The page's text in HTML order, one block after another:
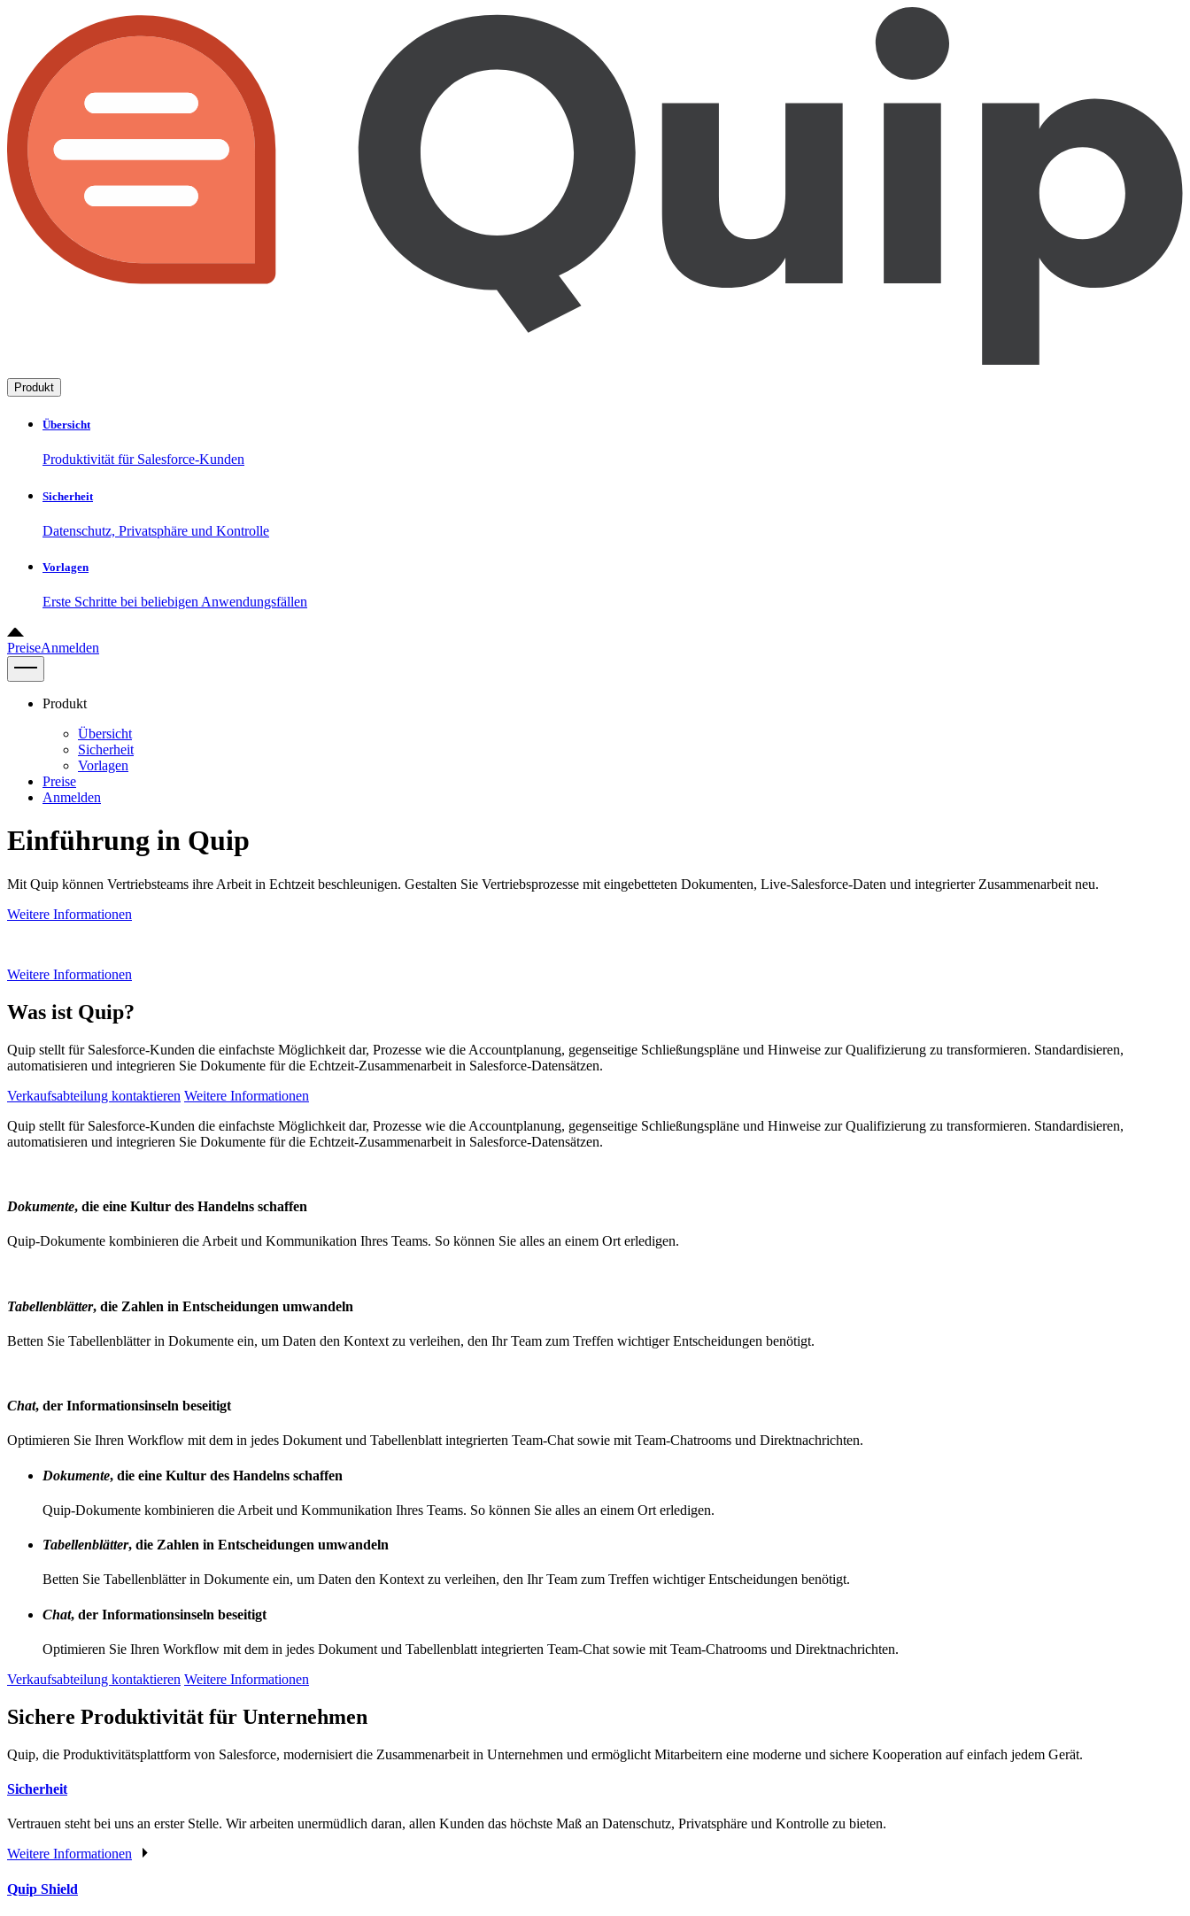
Produkt
Übersicht
Produktivität für Salesforce-Kunden
Sicherheit
Datenschutz, Privatsphäre und Kontrolle
Vorlagen
Erste Schritte bei beliebigen Anwendungsfällen
PreiseAnmelden
Produkt
Übersicht
Sicherheit
Vorlagen
Preise
Anmelden
Einführung in Quip
Mit Quip können Vertriebsteams ihre Arbeit in Echtzeit beschleunigen. Gestalten Sie Vertriebsprozesse mit eingebetteten Dokumenten, Live-Salesforce-Daten und integrierter Zusammenarbeit neu.
Weitere Informationen
Weitere Informationen
Was ist Quip?
Quip stellt für Salesforce-Kunden die einfachste Möglichkeit dar, Prozesse wie die Accountplanung, gegenseitige Schließungspläne und Hinweise zur Qualifizierung zu transformieren. Standardisieren,
automatisieren und integrieren Sie Dokumente für die Echtzeit-Zusammenarbeit in Salesforce-Datensätzen.
Verkaufsabteilung kontaktieren Weitere Informationen
Quip stellt für Salesforce-Kunden die einfachste Möglichkeit dar, Prozesse wie die Accountplanung, gegenseitige Schließungspläne und Hinweise zur Qualifizierung zu transformieren. Standardisieren,
automatisieren und integrieren Sie Dokumente für die Echtzeit-Zusammenarbeit in Salesforce-Datensätzen.
Dokumente, die eine Kultur des Handelns schaffen
Quip-Dokumente kombinieren die Arbeit und Kommunikation Ihres Teams. So können Sie alles an einem Ort erledigen.
Tabellenblätter, die Zahlen in Entscheidungen umwandeln
Betten Sie Tabellenblätter in Dokumente ein, um Daten den Kontext zu verleihen, den Ihr Team zum Treffen wichtiger Entscheidungen benötigt.
Chat, der Informationsinseln beseitigt
Optimieren Sie Ihren Workflow mit dem in jedes Dokument und Tabellenblatt integrierten Team-Chat sowie mit Team-Chatrooms und Direktnachrichten.
Dokumente, die eine Kultur des Handelns schaffen
Quip-Dokumente kombinieren die Arbeit und Kommunikation Ihres Teams. So können Sie alles an einem Ort erledigen.
Tabellenblätter, die Zahlen in Entscheidungen umwandeln
Betten Sie Tabellenblätter in Dokumente ein, um Daten den Kontext zu verleihen, den Ihr Team zum Treffen wichtiger Entscheidungen benötigt.
Chat, der Informationsinseln beseitigt
Optimieren Sie Ihren Workflow mit dem in jedes Dokument und Tabellenblatt integrierten Team-Chat sowie mit Team-Chatrooms und Direktnachrichten.
Verkaufsabteilung kontaktieren Weitere Informationen
Sichere Produktivität für Unternehmen
Quip, die Produktivitätsplattform von Salesforce, modernisiert die Zusammenarbeit in Unternehmen und ermöglicht Mitarbeitern eine moderne und sichere Kooperation auf einfach jedem Gerät.
Sicherheit
Vertrauen steht bei uns an erster Stelle. Wir arbeiten unermüdlich daran, allen Kunden das höchste Maß an Datenschutz, Privatsphäre und Kontrolle zu bieten.
Weitere Informationen
Quip Shield